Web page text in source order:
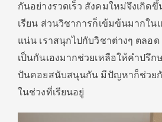
กันอย่างรวดเร็ว สังคมใหม่จึงเกิด
เรียน ส่วนวิชาการก็เข้มข้นมากใน
แน่น เราสนุกไปกับวิชาต่างๆ ตลอด
เป็นกันเองมากช่วยเหลือให้คำปรึ
ปันคอยสนับสนุนกัน มีปัญหาก็ช่วย
ในช่วงที่เรียนอยู่